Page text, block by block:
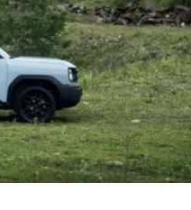
H9
от 4 799 000 ₽
обслуживания